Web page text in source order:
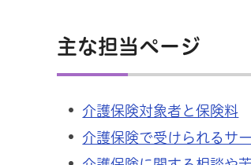
主な担当ページ
介護保険対象者と保険料
介護保険で受けられるサ